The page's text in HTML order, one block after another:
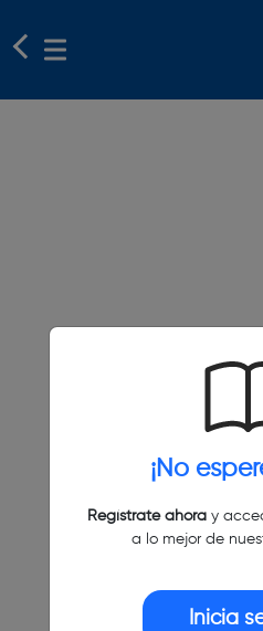
¡No
Regístrate ahoray
a lo mejor de
Inicia